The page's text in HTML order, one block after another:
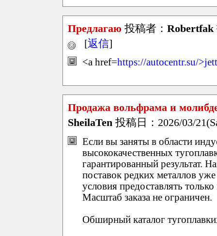
Предлагаю 投稿者： Robertfak
[返信]
<a href=https://autocentr.su/
Продажа вольфрама и
SheilaTen 投稿日：2026/03/
Если вы заняты в области
высококачественных
гарантированный результат.
поставок редких металлов
условия предоставлять
Масштаб заказа не ограничен.
Обширный каталог